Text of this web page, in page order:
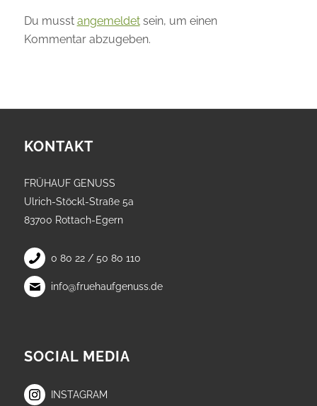
Du musst angemeldetsein, um einen
Kommentar abzugeben.
KONTAKT
FRÜHAUF GENUSS
Ulrich-Stöckl-Straße 5a
83700 Rottach-Egern
0 80 22 / 50 80 110
info@fruehaufgenuss.de
SOCIAL MEDIA
INSTAGRAM